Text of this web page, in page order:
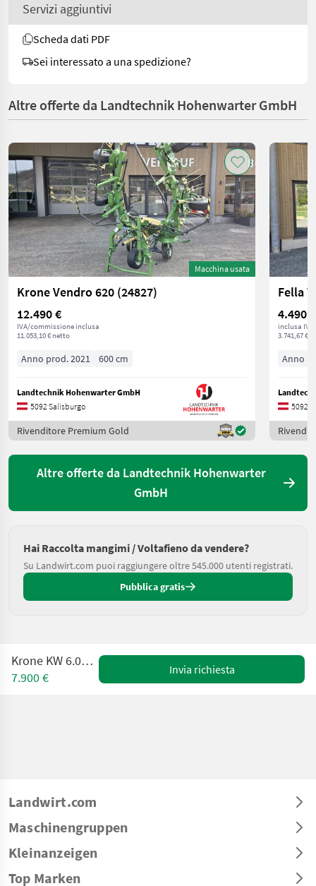
Servizi aggiuntivi
Scheda dati PDF
Sei interessato a una spedizione?
Altre offerte da Landtechnik Hohenwarter GmbH
Macchina usata
Krone Vendro 620 (24827)
12.490 €
IVA/commissione inclusa
11.053,10 € netto
Anno prod. 2021 600 cm
Landtechnik Hohenwarter GmbH
5092 Salisburgo
Rivenditore Premium Gold
Fella
4.490 €
inclusa IVA
3.741,67 €
Anno
5092
Altre offerte da Landtechnik Hohenwarter
GmbH
Hai Raccolta mangimi / Voltafieno da vendere?
Su Landwirt.com puoi raggiungere oltre 545.000 utenti registrati.
Pubblica gratis
Krone KW 6.02/6 (24826)
7.900 €
Invia richiesta
Landwirt.com
Maschinengruppen
Kleinanzeigen
Top Marken